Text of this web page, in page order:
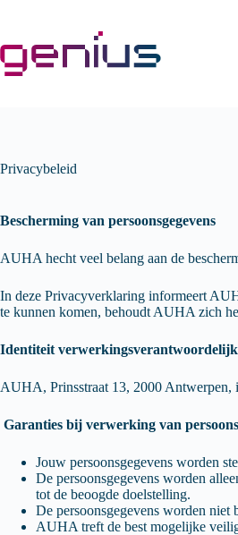
Privacybeleid
Bescherming van persoonsgegevens
AUHA hecht veel belang aan de
In deze Privacyverklaring informeert
te kunnen komen, behoudt AUHA zich
Identiteit
AUHA, Prinsstraat 13, 2000 Antwerpen,
Garanties bij verwerking van
Jouw persoonsgegevens worden
De persoonsgegevens worden
tot de beoogde doelstelling.
De persoonsgegevens worden niet
AUHA treft de best mogelijke